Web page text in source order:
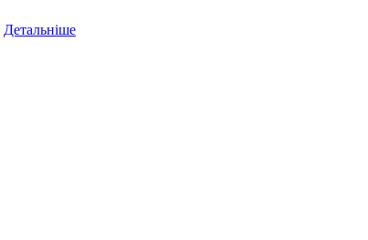
Детальніше